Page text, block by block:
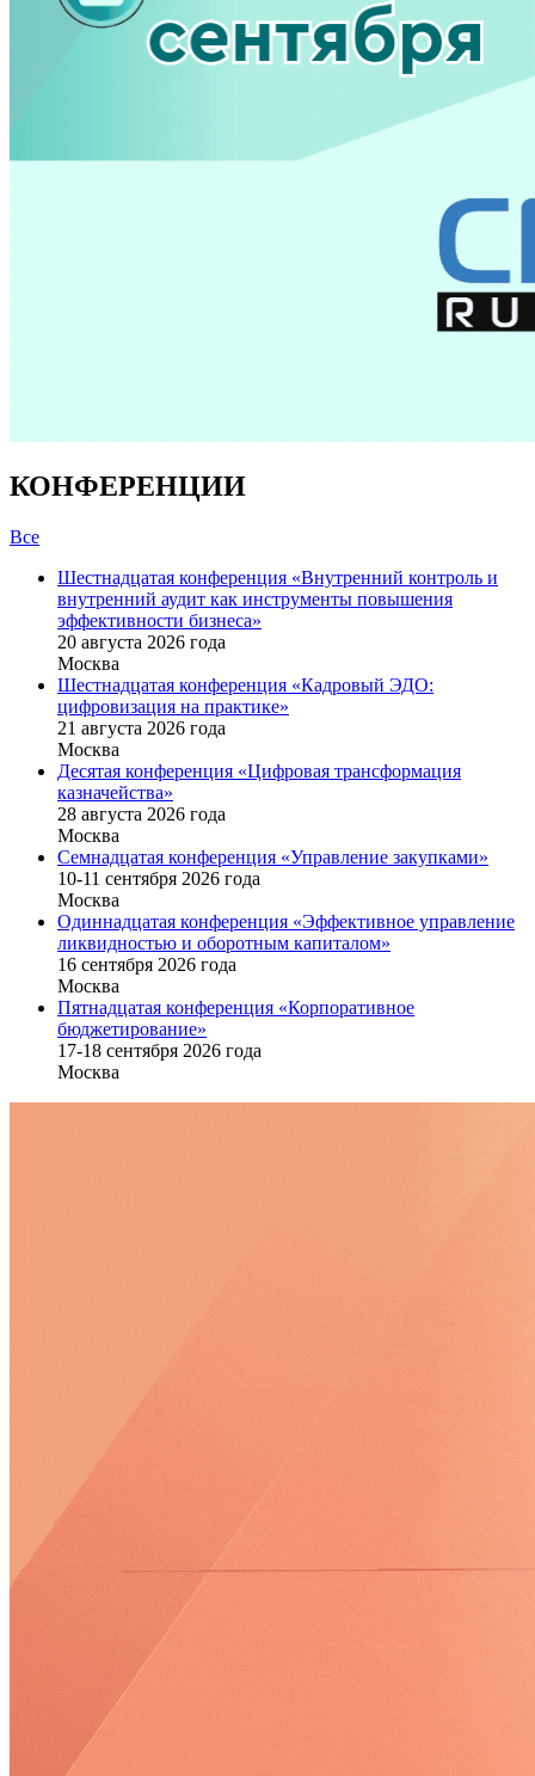
КОНФЕРЕНЦИИ
Все
Шестнадцатая конференция «Внутренний контроль и
внутренний аудит как инструменты повышения
эффективности бизнеса»
20 августа 2026 года
Москва
Шестнадцатая конференция «Кадровый ЭДО:
цифровизация на практике»
21 августа 2026 года
Москва
Десятая конференция «Цифровая трансформация
казначейства»
28 августа 2026 года
Москва
Семнадцатая конференция «Управление закупками»
10-11 сентября 2026 года
Москва
Одиннадцатая конференция «Эффективное управление
ликвидностью и оборотным капиталом»
16 cентября 2026 года
Москва
Пятнадцатая конференция «Корпоративное
бюджетирование»
17-18 сентября 2026 года
Москва